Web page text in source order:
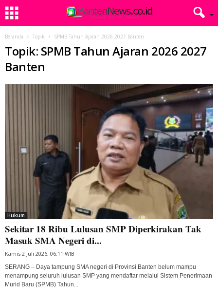
Beranda Topik SPMB Tahun Ajaran 2026 2027 Banten
Topik: SPMB Tahun Ajaran 2026 2027
Banten
Hukum
Sekitar 18 Ribu Lulusan SMP Diperkirakan Tak
Masuk SMA Negeri di...
Kamis 2 Juli 2026, 06:11 WIB
SERANG – Daya tampung SMA negeri di Provinsi Banten belum mampu
menampung seluruh lulusan SMP yang mendaftar melalui Sistem Penerimaan
Murid Baru (SPMB) Tahun...